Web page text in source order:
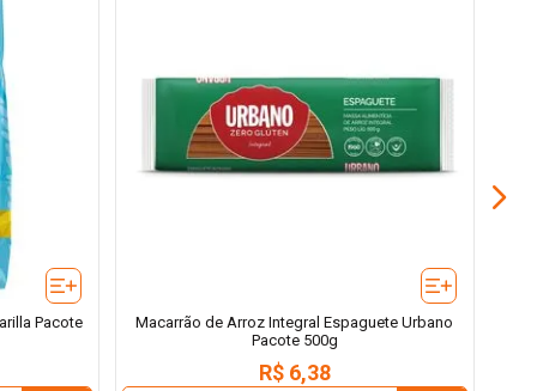
Pacote
Macarrão de Arroz Integral Espaguete Urbano
Pacote 500g
R$ 6,38